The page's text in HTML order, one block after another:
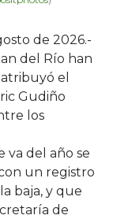
de 2026.-
del Río han
el
Gudiño
los
va del año se
un registro
baja, y que
de